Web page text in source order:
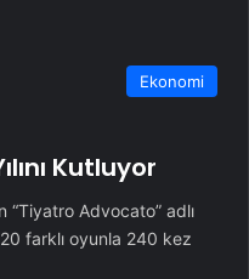
Ekonomi
Kutluyor
“Tiyatro Advocato” adlı
farklı oyunla 240 kez